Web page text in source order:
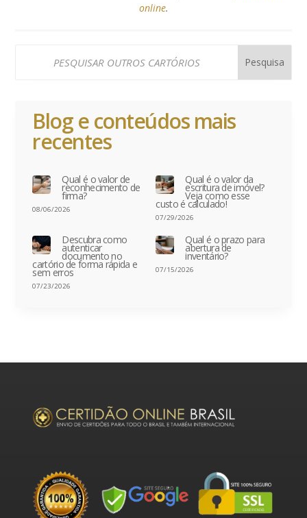
online.
Blog e conteúdos mais
recentes
Qual é o valor de
reconhecimento de
firma?
08/06/2026
Qual é o valor da
escritura de imóvel?
Veja como esse
custo é calculado!
07/29/2026
Descubra como
autenticar
documento no
cartório de forma rápida e
sem erros
07/23/2026
Qual é o prazo para
abertura de
inventário?
07/15/2026